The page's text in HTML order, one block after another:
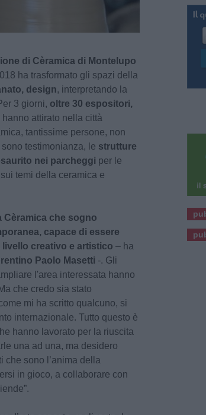
di Cèramica di Montelupo
ha trasformato gli spazi della
design, interpretando la
3 giorni, oltre 30 espositori,
hanno attirato nella città
tantissime persone, non
testimonianza, le strutture
nei parcheggi per le
temi della ceramica e
Cèramica che sogno
capace di essere
creativo e artistico – ha
Paolo Masetti -. Gli
l'area interessata hanno
che credo sia stato
mi ha scritto qualcuno, si
internazionale. Tutto questo è
hanno lavorato per la riuscita
una ad una, ma desidero
che sono l’anima della
in gioco, a collaborare con